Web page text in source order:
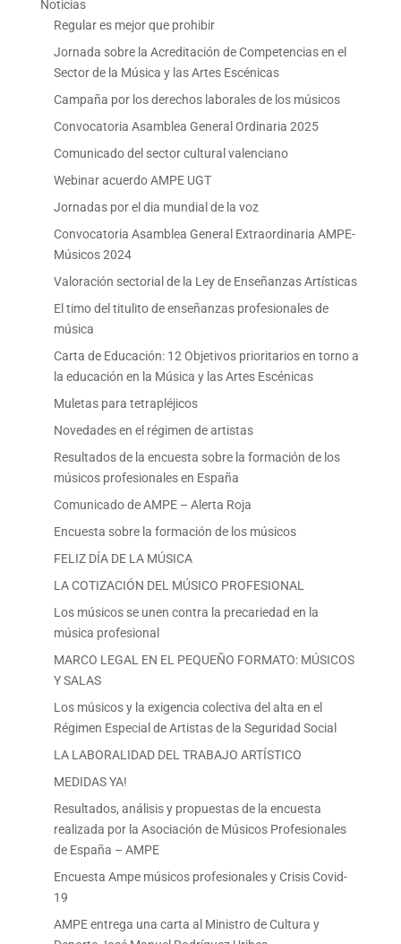
Noticias
Regular es mejor que prohibir
Jornada sobre la Acreditación de Competencias en el
Sector de la Música y las Artes Escénicas
Campaña por los derechos laborales de los músicos
Convocatoria Asamblea General Ordinaria 2025
Comunicado del sector cultural valenciano
Webinar acuerdo AMPE UGT
Jornadas por el dia mundial de la voz
Convocatoria Asamblea General Extraordinaria AMPE-
Músicos 2024
Valoración sectorial de la Ley de Enseñanzas Artísticas
El timo del titulito de enseñanzas profesionales de
música
Carta de Educación: 12 Objetivos prioritarios en torno a
la educación en la Música y las Artes Escénicas
Muletas para tetrapléjicos
Novedades en el régimen de artistas
Resultados de la encuesta sobre la formación de los
músicos profesionales en España
Comunicado de AMPE – Alerta Roja
Encuesta sobre la formación de los músicos
FELIZ DÍA DE LA MÚSICA
LA COTIZACIÓN DEL MÚSICO PROFESIONAL
Los músicos se unen contra la precariedad en la
música profesional
MARCO LEGAL EN EL PEQUEÑO FORMATO: MÚSICOS
Y SALAS
Los músicos y la exigencia colectiva del alta en el
Régimen Especial de Artistas de la Seguridad Social
LA LABORALIDAD DEL TRABAJO ARTÍSTICO
MEDIDAS YA!
Resultados, análisis y propuestas de la encuesta
realizada por la Asociación de Músicos Profesionales
de España – AMPE
Encuesta Ampe músicos profesionales y Crisis Covid-
19
AMPE entrega una carta al Ministro de Cultura y